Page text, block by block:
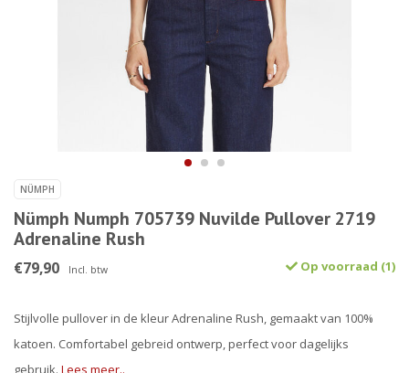
NÜMPH
Nümph Numph 705739 Nuvilde Pullover 2719
Adrenaline Rush
€79,90 Incl. btw Op voorraad (1)
Stijlvolle pullover in de kleur Adrenaline Rush, gemaakt van 100%
katoen. Comfortabel gebreid ontwerp, perfect voor dagelijks
gebruik. Lees meer..